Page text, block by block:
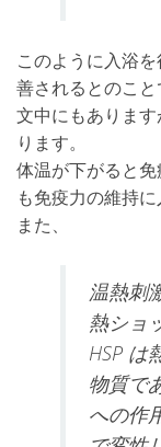
このように入浴
善されるとのこと
文中にもありま
ります。
体温が下がると
も免疫力の維持
また、
温熱刺
熱ショ
HSP は
物質で
への作